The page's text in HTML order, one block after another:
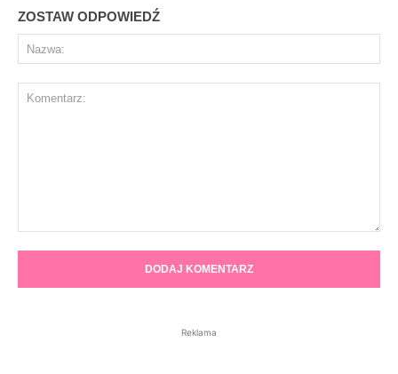
ZOSTAW ODPOWIEDŹ
Reklama